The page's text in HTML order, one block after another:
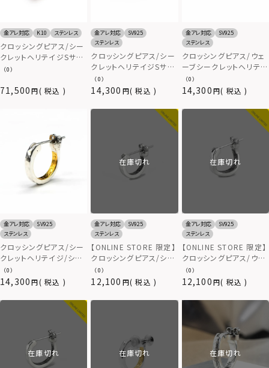
金アレ対応 K10 ステンレス
クロッシングピアス/シー
クレットヘリテイジSサイ
ズ/K10ゴールド
71,500 税込
（0）
金アレ対応
SV925
ステンレス
クロッシングピアス/シー
クレットヘリテイジSサイ
ズ/シルバー925
14,300 税込
（0）
金アレ対応
SV925
ステンレス
クロッシングピアス/ウェ
ーブシークレットヘリテイ
ジ/シルバー925
14,300 税込
（0）
金アレ対応
SV925
ステンレス
クロッシングピアス/シー
クレットヘリテイジ/シル
バー925
14,300 税込
（0）
在庫切れ
金アレ対応
SV925
ステンレス
【ONLINE STORE 限定】
クロッシングピアス/シー
クレットヘリテイジSサイ
ズ/シルバー925
12,100 税込
（0）
在庫切れ
金アレ対応
SV925
ステンレス
【ONLINE STORE 限定】
クロッシングピアス/ウェ
ーブシークレットヘリテイ
ジ/シルバー925
12,100 税込
（0）
在庫切れ 在庫切れ 在庫切れ